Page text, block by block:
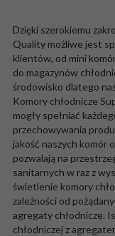
Dzięki szerokiemu
Quality możliwe jest
klientów, od mini
do magazynów
środowisko dlatego
Komory chłodnicze
mogły spełniać
przechowywania
jakość naszych komór
pozwalają na
sanitarnych w raz z
świetlenie komory
zależności od
agregaty chłodnicze.
chłodniczej z